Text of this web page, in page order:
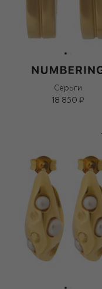
Серьги
18 850 ₽